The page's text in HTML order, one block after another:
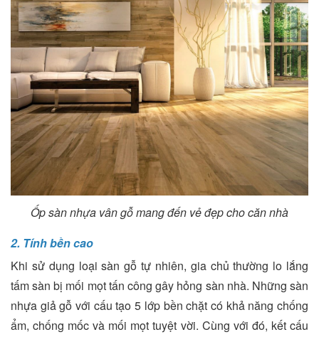
Ốp sàn nhựa vân gỗ mang đến vẻ đẹp cho căn nhà
2. Tính bền cao
Khi sử dụng loại sàn gỗ tự nhiên, gia chủ thường lo lắng
tấm sàn bị mối mọt tấn công gây hỏng sàn nhà. Những sàn
nhựa giả gỗ với cấu tạo 5 lớp bền chặt có khả năng chống
ẩm, chống mốc và mối mọt tuyệt vời. Cùng với đó, kết cấu